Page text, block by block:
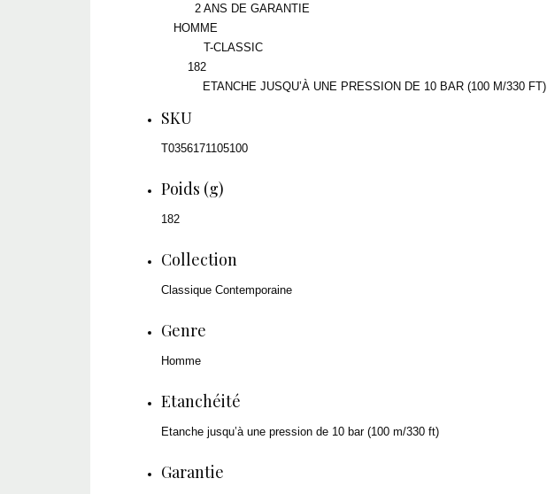
2 ANS DE GARANTIE
HOMME
T-CLASSIC
182
ETANCHE JUSQU’À UNE PRESSION DE 10 BAR (100 M/330 FT)
SKU
T0356171105100
Poids (g)
182
Collection
Classique Contemporaine
Genre
Homme
Etanchéité
Etanche jusqu’à une pression de 10 bar (100 m/330 ft)
Garantie